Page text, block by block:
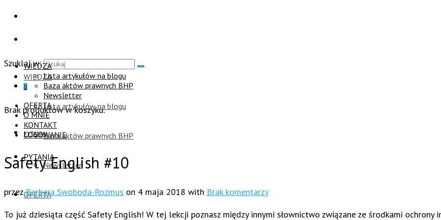
Szuklaj w:
0
Brak produktów w koszyku.
PYTANIA
PYTANIA
WIEDZA
Lista artykułów na blogu
Baza aktów prawnych BHP
Newsletter
OFERTA
WIEDZA
Lista artykułów na blogu
Baza aktów prawnych BHP
Newsletter
OFERTA
O MNIE
KONTAKT
LOGOWANIE
Safety English #10
przezBarbara Swoboda-Rozmus on 4 maja 2018 with Brak komentarzy
To już dziesiąta część Safety English! W tej lekcji poznasz między innymi słownictwo związane ze środkami ochrony